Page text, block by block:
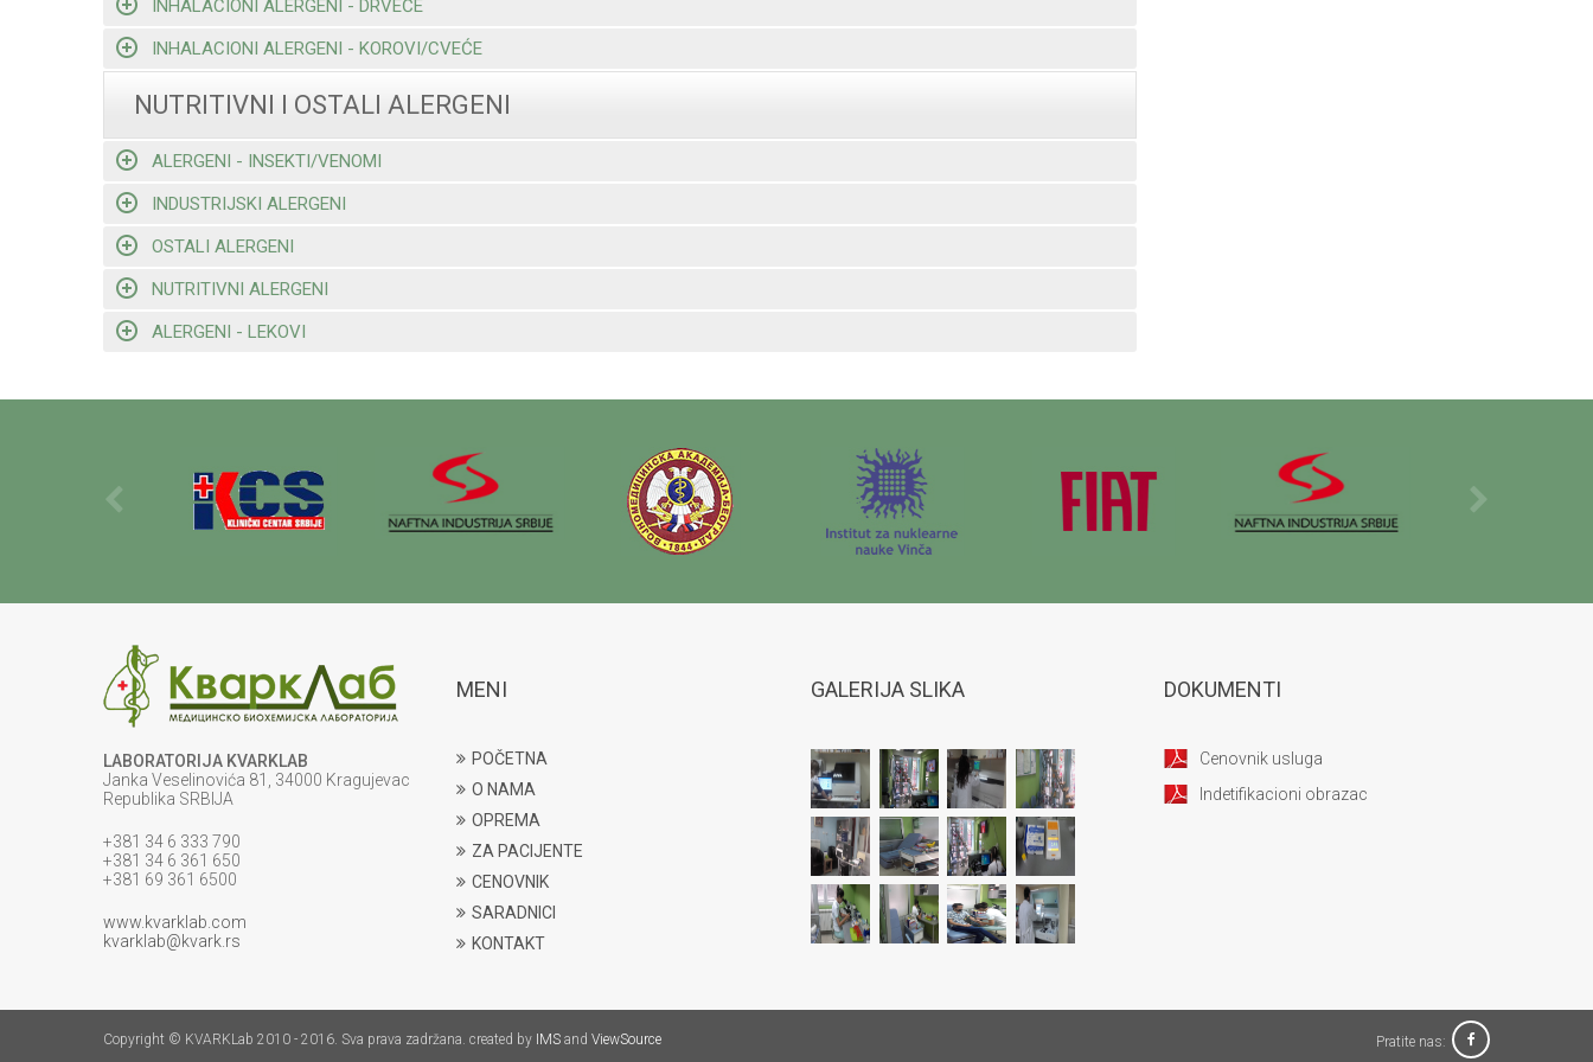
INHALACIONI ALERGENI - DRVEĆE
INHALACIONI ALERGENI - KOROVI/CVEĆE
NUTRITIVNI I OSTALI ALERGENI
ALERGENI - INSEKTI/VENOMI
INDUSTRIJSKI ALERGENI
OSTALI ALERGENI
NUTRITIVNI ALERGENI
ALERGENI - LEKOVI
LABORATORIJA KVARKLAB
Janka Veselinovića 81, 34000 Kragujevac
Republika SRBIJA
+381 34 6 333 790
+381 34 6 361 650
+381 69 361 6500
www.kvarklab.com
kvarklab@kvark.rs
MENI
POČETNA
O NAMA
OPREMA
ZA PACIJENTE
CENOVNIK
SARADNICI
KONTAKT
GALERIJA SLIKA DOKUMENTI
Cenovnik usluga
Indetifikacioni obrazac
Copyright © KVARKLab 2010 - 2016. Sva prava zadržana. created by IMS and ViewSource Pratite nas: